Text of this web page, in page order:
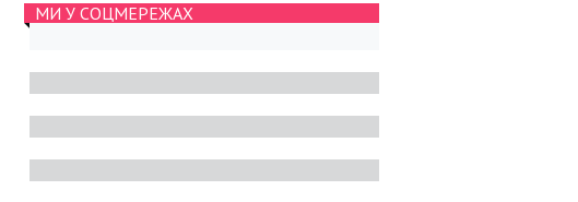
МИ У СОЦМЕРЕЖАХ